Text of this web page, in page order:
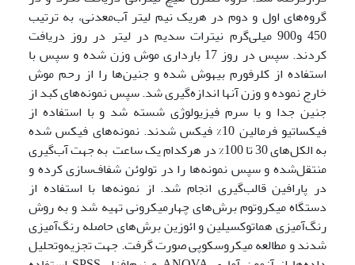
گروه‌های اول و دوم در هریک نیم لیتر آب‌معدنی، به ترتیب
450 و900 میلی‌گرم نیترات سدیم در لیتر در روز دریافت
کردند. سپس در روز 17 بارداری موش وزن شده و سپس با
استفاده از کلرفورم بیهوش شده و جنین‌ها را از رحم موش
خارج نموده و وزن آنها اندازه‌گیری شد. سپس نمونه‌های کبد از
جنین جدا و با سرم فیزیولوژی شسته شد و با استفاده از
فیکساتیو فرمالین 10% فیکس شدند. نمونه‌های فیکس شده
به الکل‌های 30 تا 100% در هرکدام یک ساعت به جهت آب‌گیری
منتقل‌شده و سپس نمونه‌ها را در تولوئن شفاف‌سازی کرده و
در پارافین قالب‌گیری انجام شد. از نمونه‌ها با استفاده از
دستگاه میکروتوم برش‌های چهارمیکرونی تهیه شد و به روش
رنگ‌آمیزی هماتوکسیلین و ائوزین برش‌های حاصله رنگ‌آمیزی
شدند و مطالعه میکروسکوپی صورت گرفت. جهت تجزیه‌وتحلیل